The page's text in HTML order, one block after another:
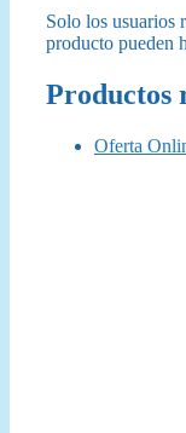
Solo los usuarios
producto pueden
Productos
Oferta